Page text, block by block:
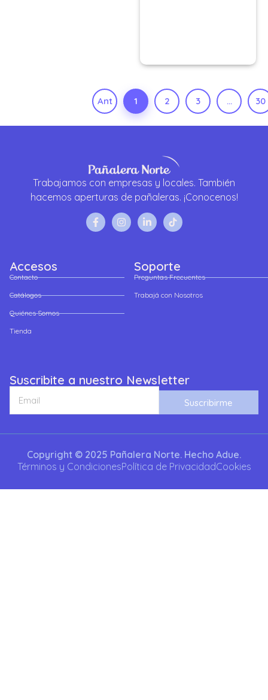
Ant 1 2 3 … 30
Trabajamos con empresas y locales. También
hacemos aperturas de pañaleras. ¡Conocenos!
Accesos
Contacto
Catálogos
Quiénes Somos
Tienda
Soporte
Preguntas Frecuentes
Trabajá con Nosotros
Suscribite a nuestro Newsletter
Suscribirme
Copyright © 2025 Pañalera Norte. Hecho Adue.
Términos y CondicionesPolítica de PrivacidadCookies